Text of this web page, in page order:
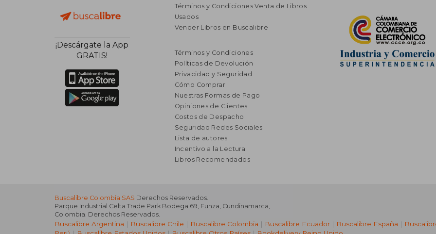
¡Descárgate la App
GRATIS!
Términos y Condiciones Venta de Libros
Usados
Vender Libros en Buscalibre
Términos y Condiciones
Políticas de Devolución
Privacidad y Seguridad
Cómo Comprar
Nuestras Formas de Pago
Opiniones de Clientes
Costos de Despacho
Seguridad Redes Sociales
Lista de autores
Incentivo a la Lectura
Libros Recomendados
Buscalibre Colombia SAS Derechos Reservados.
Parque Industrial Celta Trade Park Bodega 69 Funza Cundinamarca
Colombia . Derechos Reservados.
Buscalibre Argentina | Buscalibre Chile | Buscalibre Colombia | Buscalibre Ecuador | Buscalibre España |